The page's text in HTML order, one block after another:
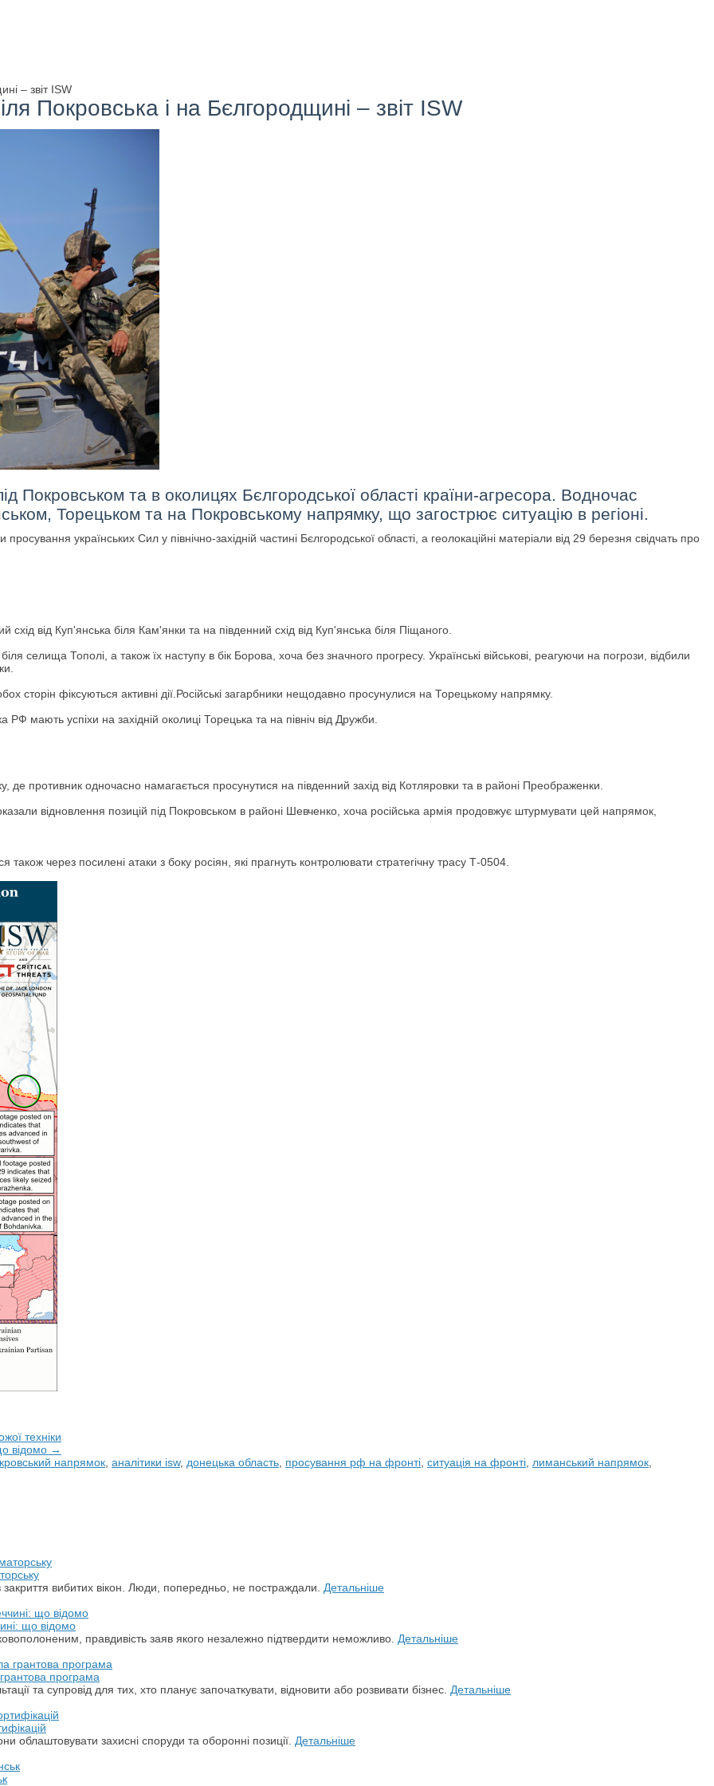
– звіт ISW
Покровська і на Бєлгородщині – звіт ISW
Покровськом та в околицях Бєлгородської області країни-агресора. Водночас
Торецьком та на Покровському напрямку, що загострює ситуацію в регіоні.
українських Сил у північно-західній частині Бєлгородської області, а геолокаційні матеріали від 29 березня свідчать про
від Куп'янська біля Кам'янки та на південний схід від Куп'янська біля Піщаного.
селища Тополі, а також їх наступу в бік Борова, хоча без значного прогресу. Українські військові, реагуючи на погрози, відбили
сторін фіксуються активні дії.Російські загарбники нещодавно просунулися на Торецькому напрямку.
мають успіхи на західній околиці Торецька та на північ від Дружби.
противник одночасно намагається просунутися на південний захід від Котляровки та в районі Преображенки.
відновлення позицій під Покровськом в районі Шевченко, хоча російська армія продовжує штурмувати цей напрямок,
через посилені атаки з боку росіян, які прагнуть контролювати стратегічну трасу Т-0504.
техніки
відомо →
напрямок, аналітики isw, донецька область, просування рф на фронті, ситуація на фронті, лиманський напрямок,
вибитих вікон. Люди, попередньо, не постраждали. Детальніше
що відомо
правдивість заяв якого незалежно підтвердити неможливо. Детальніше
програма
та супровід для тих, хто планує започаткувати, відновити або розвивати бізнес. Детальніше
облаштовувати захисні споруди та оборонні позиції. Детальніше